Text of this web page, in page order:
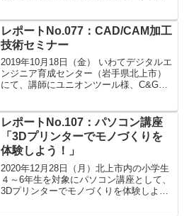
び方、お客様の課題・ソリューションの
最新情報...
レポートNo.077：CAD/CAM加工
技術セミナー
2019年10月18日（金） いわてデジタルエ
ンジニア育成センター（岩手県北上市）
にて、講師にユニオンツール様、C&Gシ
ナーは、生産性向上をテーマに、工具及
びC...
レポートNo.107：パソコン講座
「3Dプリンターでモノづくりを
体験しよう！」
2020年12月28日（月）北上市内の小学生
４～6年生を対象にパソコン講座として、
3Dプリンターでモノづくりを体験しよ